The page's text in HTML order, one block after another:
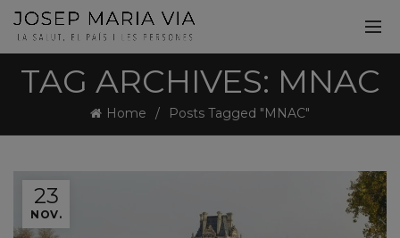
TAG ARCHIVES: MNAC
Home Posts Tagged "MNAC"
23
NOV.